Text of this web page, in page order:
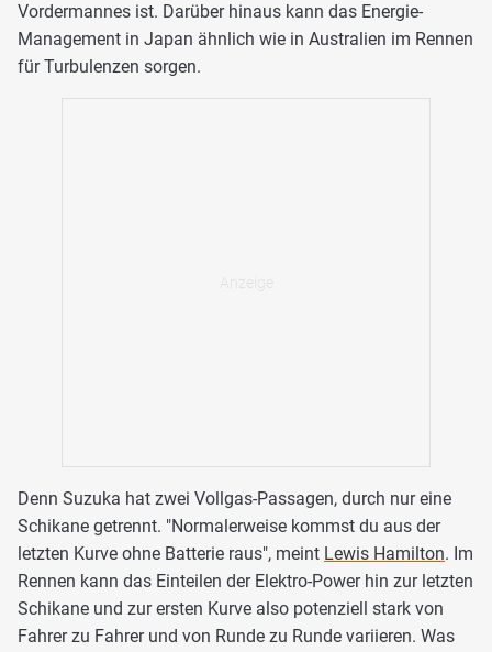
Vordermannes ist. Darüber hinaus kann das Energie-
Management in Japan ähnlich wie in Australien im Rennen
für Turbulenzen sorgen.
Denn Suzuka hat zwei Vollgas-Passagen, durch nur eine
Schikane getrennt. "Normalerweise kommst du aus der
letzten Kurve ohne Batterie raus", meint Lewis Hamilton. Im
Rennen kann das Einteilen der Elektro-Power hin zur letzten
Schikane und zur ersten Kurve also potenziell stark von
Fahrer zu Fahrer und von Runde zu Runde variieren. Was